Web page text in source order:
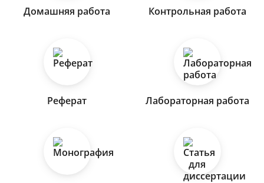
Домашняя работа Контрольная работа
Реферат Лабораторная работа